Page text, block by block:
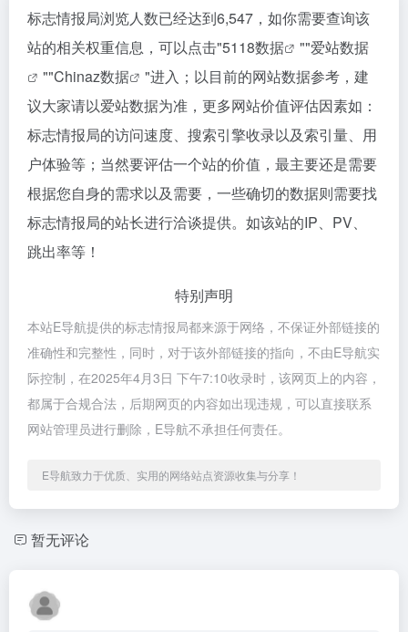
标志情报局浏览人数已经达到6,547，如你需要查询该
站的相关权重信息，可以点击"5118数据 ""爱站数据
""Chinaz数据
"进入；以目前的网站数据参考，建
议大家请以爱站数据为准，更多网站价值评估因素如：
标志情报局的访问速度、搜索引擎收录以及索引量、用
户体验等；当然要评估一个站的价值，最主要还是需要
根据您自身的需求以及需要，一些确切的数据则需要找
标志情报局的站长进行洽谈提供。如该站的IP、PV、
跳出率等！
特别声明
本站E导航提供的标志情报局都来源于网络，不保证外部链接的
准确性和完整性，同时，对于该外部链接的指向，不由E导航实
际控制，在2025年4月3日 下午7:10收录时，该网页上的内容，
都属于合规合法，后期网页的内容如出现违规，可以直接联系
网站管理员进行删除，E导航不承担任何责任。
E导航致力于优质、实用的网络站点资源收集与分享！
暂无评论